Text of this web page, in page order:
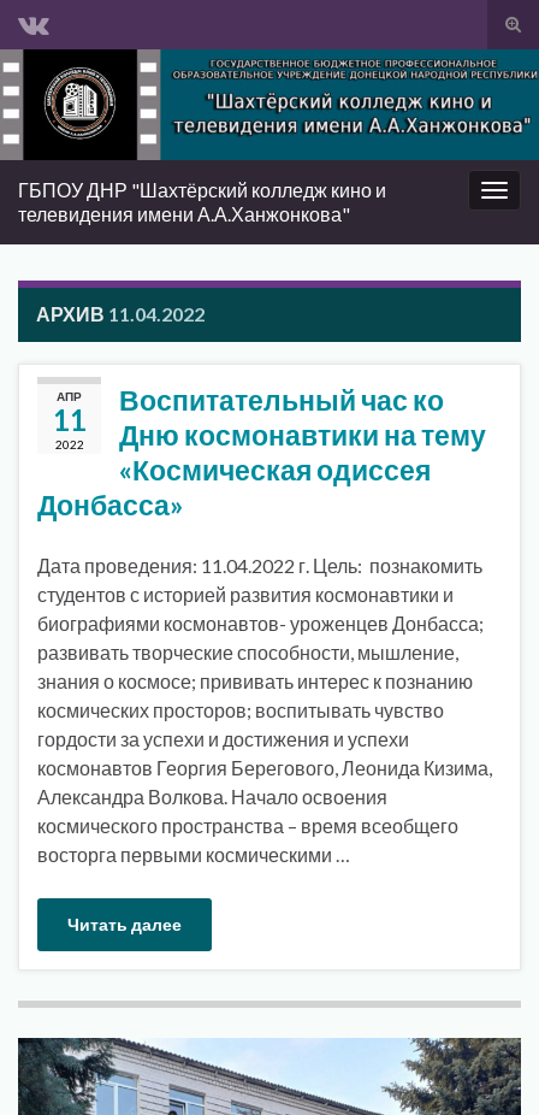
Вкл/
Search for:
Вкл/
ГБПОУ ДНР "Шахтёрский колледж кино и
телевидения имени А.А.Ханжонкова"
АРХИВ 11.04.2022
АПР
11
2022
Воспитательный час ко
Дню космонавтики на тему
«Космическая одиссея
Донбасса»
Дата проведения: 11.04.2022 г. Цель: познакомить
студентов с историей развития космонавтики и
биографиями космонавтов- уроженцев Донбасса;
развивать творческие способности, мышление,
знания о космосе; прививать интерес к познанию
космических просторов; воспитывать чувство
гордости за успехи и достижения и успехи
космонавтов Георгия Берегового, Леонида Кизима,
Александра Волкова. Начало освоения
космического пространства – время всеобщего
восторга первыми космическими …
Читать далее